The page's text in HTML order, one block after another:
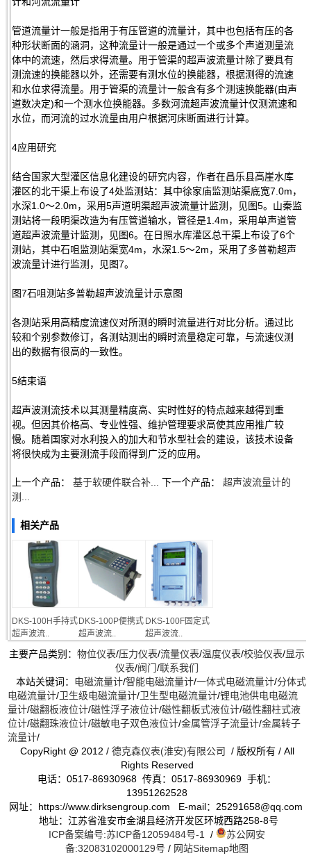
管道流量计一般是指用于有压管道的流量计，其中也包括有压的各
种形状断面的涵洞，这种流量计一般是通过一个或多个声道测量流
体中的流速，然后求得流量。用于管渠的超声波流量计除了要具有
测流速的换能器以外，还需要有测水位的换能器，根据测得的流速
和水位求得流量。用于管渠的流量计一般含有多个测速换能器(由声
道数决定)和一个测水位换能器。多数河流超声波流量计仅测流速和
水位，而河流的过水流量由用户根据河床断面进行计算。
4应用研究
结合国家大型灌区信息化建设的研究内容，作者在昌乐县高崖水库
灌区的北干渠上布设了4处监测站：其中徐家庙监测站渠底宽7.0m，
水深1.0～2.0m，采用5声道明渠超声波流量计监测，见图5。山秦监
测站将一段明渠改造为有压管道输水，管径是1.4m，采用单声道管
道超声波流量计监测，见图6。在日照水库灌区总干渠上布设了6个
测站，其中石咀监测站渠宽4m，水深1.5～2m，采用了多普勒超声
波流量计进行监测，见图7。
图7石咀测站多普勒超声波流量计示意图
各测站采用高精度流速仪对所测的瞬时流量进行对比分析。通过比
较和个别参数修订，各测站测出的瞬时流量稳定可靠，与流速仪测
出的数据有很高的一致性。
5结束语
超声波测流技术以其测量精度高、实时性好的特点越来越得到重
视。但因其价格高、专业性强、维护管理要求高使其应用推广较
慢。随着国家对水利投入的加大和节水型社会的建设，该技术设备
将很快成为主要测流手段而得到广泛的应用。
上一个产品： 基于软硬件联合补... 下一个产品： 超声波流量计的
测...
相关产品
DKS-100H手持式
超声波流..
DKS-100P便携式
超声波流..
DKS-100F固定式
超声波流..
主要产品类别： 物位仪表/压力仪表/流量仪表/温度仪表/校验仪表/显示
仪表/阀门/联系我们
本站关键词： 电磁流量计/智能电磁流量计/一体式电磁流量计/分体式
电磁流量计/卫生级电磁流量计/卫生型电磁流量计/锂电池供电电磁流
量计/磁翻板液位计/磁性浮子液位计/磁性翻板式液位计/磁性翻柱式液
位计/磁翻珠液位计/磁敏电子双色液位计/金属管浮子流量计/金属转子
流量计/
CopyRight @ 2012 / 德克森仪表(淮安)有限公司 / 版权所有 / All
Rights Reserved
电话：0517-86930968 传真：0517-86930969 手机：
13951262528
网址：https://www.dirksengroup.com E-mail：25291658@qq.com
地址：江苏省淮安市金湖县经济开发区环城西路258-8号
ICP备案编号:苏ICP备12059484号-1 /
苏公网安
备:32083102000129号 / 网站Sitemap地图